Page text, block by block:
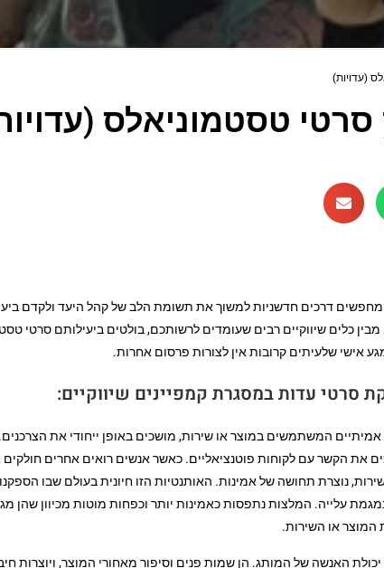
(עדויות)
טסטמוניאלס
מחפשים דרכים חדשניות למשוך את תשומת הלב של קהל היעד ולקדם
כלים שיווקיים רבים שעומדים לרשותכם, בולטים ביעילותם סרטי
אישי שלעיתים קרובות אין לצורות פרסום אחרות.
סרטי עדות במסגרת קמפיינים שיווקיים:
אמיתיים המשתמשים במוצר או שירות, מושכים באופן ייחודי את
את הקשר עם לקוחות פוטנציאליים. כאשר אנשים רואים אחרים חולקים
נוצרת תחושה של אמינות. האותנטיות הזו חיונית בעולם שבו
עלייה. המלצות נתפסות כאמינות יותר וכפחות מוטות מכיוון שהן
המוצר או השירות.
האנשה של המותג. הן שמות פנים וסיפור מאחורי המוצר, ויוצרות